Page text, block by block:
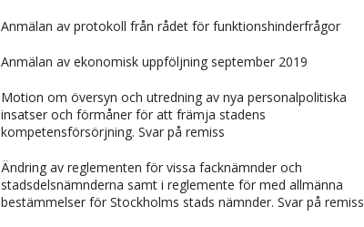
Anmälan av protokoll från rådet för funktionshinderfrågor
Anmälan av ekonomisk uppföljning september 2019
Motion om översyn och utredning av nya personalpolitiska
insatser och förmåner för att främja stadens
kompetensförsörjning. Svar på remiss
Ändring av reglementen för vissa facknämnder och
stadsdelsnämnderna samt i reglemente för med allmänna
bestämmelser för Stockholms stads nämnder. Svar på remiss